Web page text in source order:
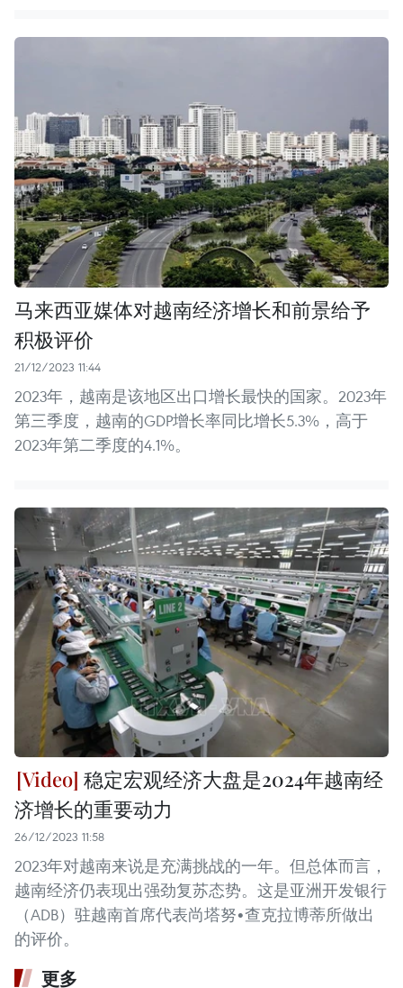
马来西亚媒体对越南经济增长和前景给予
积极评价
21/12/2023 11:44
2023年，越南是该地区出口增长最快的国家。2023年
第三季度，越南的GDP增长率同比增长5.3%，高于
2023年第二季度的4.1%。
稳定宏观经济大盘是2024年越南经
济增长的重要动力
26/12/2023 11:58
2023年对越南来说是充满挑战的一年。但总体而言，
越南经济仍表现出强劲复苏态势。这是亚洲开发银行
（ADB）驻越南首席代表尚塔努•查克拉博蒂所做出
的评价。
更多